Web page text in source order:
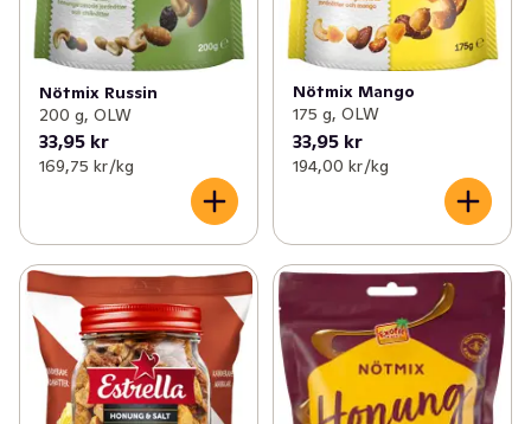
Nötmix Russin
200 g, OLW
33,95 kr
169,75 kr /kg
Nötmix Mango
175 g, OLW
33,95 kr
194,00 kr /kg